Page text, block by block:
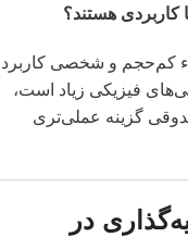
کم‌حجم و شخصی کاربرد
فیزیکی زیاد است،
گزینه عملی‌تری
در